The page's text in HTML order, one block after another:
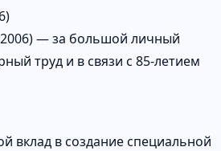
2006) — за большой личный
труд и в связи с 85-летием
вклад в создание специальной